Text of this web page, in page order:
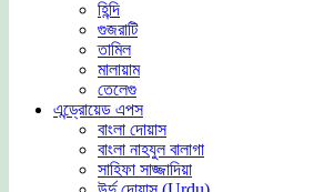
হিন্দি
গুজরাটি
তামিল
মালায়াম
তেলেগু
এন্ড্রোয়েড এপস
বাংলা দোয়াস
বাংলা নাহযুল বালাগা
সাহিফা সাজ্জাদিয়া